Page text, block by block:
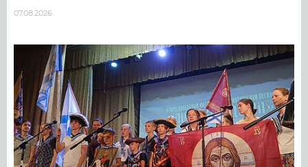
07.08.2026